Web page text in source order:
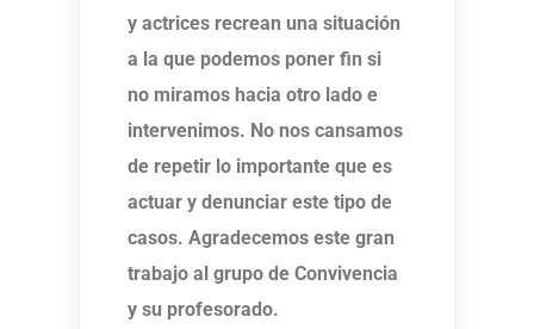
y actrices recrean una situación
a la que podemos poner fin si
no miramos hacia otro lado e
intervenimos. No nos cansamos
de repetir lo importante que es
actuar y denunciar este tipo de
casos. Agradecemos este gran
trabajo al grupo de Convivencia
y su profesorado.